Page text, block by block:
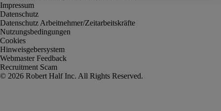
Impressum
Datenschutz
Datenschutz Arbeitnehmer/Zeitarbeitskräfte
Nutzungsbedingungen
Cookies
Hinweisgebersystem
Webmaster Feedback
Recruitment Scam